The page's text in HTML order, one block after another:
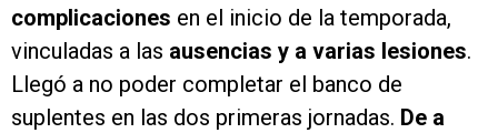
complicaciones en el inicio de la temporada,
vinculadas a las ausencias y a varias lesiones.
Llegó a no poder completar el banco de
suplentes en las dos primeras jornadas. De a